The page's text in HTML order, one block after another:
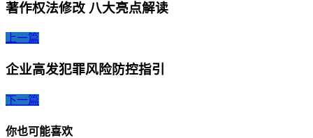
著作权法修改 八大亮点解读
上一篇
企业高发犯罪风险防控指引
下一篇
你也可能喜欢